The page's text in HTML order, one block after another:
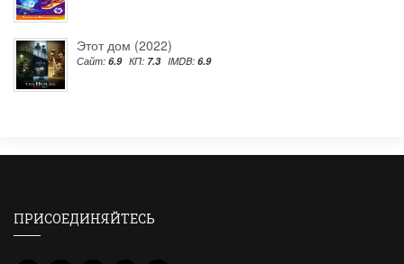
Этот дом (2022)
Сайт: 6.9 КП: 7.3 IMDB: 6.9
ПРИСОЕДИНЯЙТЕСЬ